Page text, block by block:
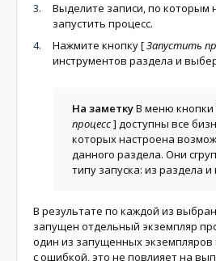
Выделите записи, по которым
запустить процесс.
Нажмите кнопку[Запустить
инструментов раздела и
На заметкуВ меню кнопки
процесс] доступны все
которых настроена
данного раздела. Они
типу запуска: из раздела и
В результате по каждой из
запущен отдельный экземпляр
один из запущенных экземпляров
с ошибкой, это не повлияет на